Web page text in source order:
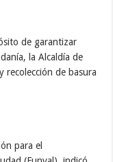
de garantizar
la Alcaldía de
recolección de basura
para el